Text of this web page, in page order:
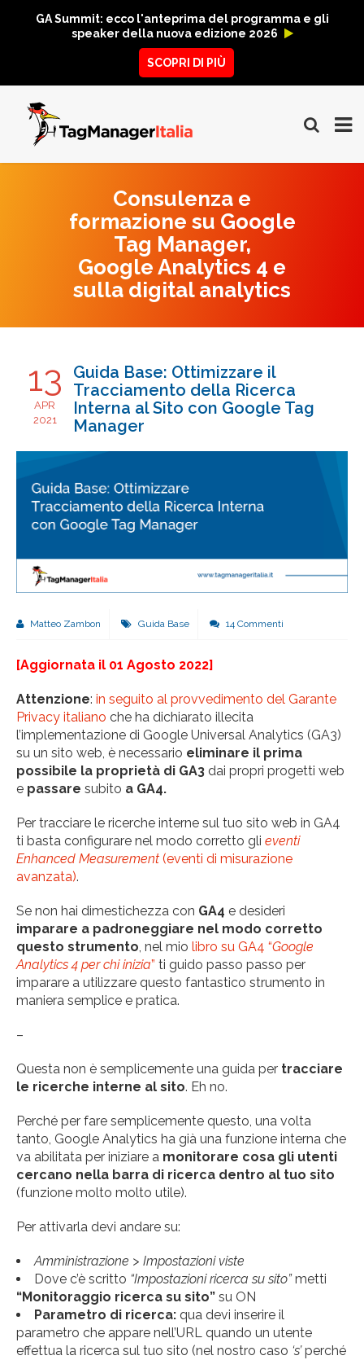
GA Summit: ecco l'anteprima del programma e gli
speaker della nuova edizione 2026
SCOPRI DI PIÙ
Consulenza e
formazione su Google
Tag Manager,
Google Analytics 4 e
sulla digital analytics
13
APR
2021
Guida Base: Ottimizzare il
Tracciamento della Ricerca
Interna al Sito con Google Tag
Manager
Matteo Zambon Guida Base 14 Commenti
[Aggiornata il 01 Agosto 2022]
Attenzione: in seguito al provvedimento del Garante
Privacy italiano che ha dichiarato illecita
l’implementazione di Google Universal Analytics (GA3)
su un sito web, è necessario eliminare il prima
possibile la proprietà di GA3 dai propri progetti web
e passare subito a GA4.
Per tracciare le ricerche interne sul tuo sito web in GA4
ti basta configurare nel modo corretto gli eventi
Enhanced Measurement (eventi di misurazione
avanzata).
Se non hai dimestichezza con GA4 e desideri
imparare a padroneggiare nel modo corretto
questo strumento, nel mio libro su GA4 “Google
Analytics 4 per chi inizia” ti guido passo passo per
imparare a utilizzare questo fantastico strumento in
maniera semplice e pratica.
–
Questa non è semplicemente una guida per tracciare
le ricerche interne al sito. Eh no.
Perché per fare semplicemente questo, una volta
tanto, Google Analytics ha già una funzione interna che
va abilitata per iniziare a monitorare cosa gli utenti
cercano nella barra di ricerca dentro al tuo sito
(funzione molto molto utile).
Per attivarla devi andare su:
Amministrazione > Impostazioni viste
Dove c’è scritto “Impostazioni ricerca su sito”metti
“Monitoraggio ricerca su sito” su ON
Parametro di ricerca: qua devi inserire il
parametro che appare nell’URL quando un utente
effettua la ricerca sul tuo sito (nel nostro caso ‘s’perché